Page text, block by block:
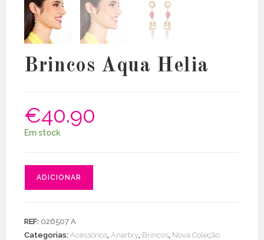
Brincos Aqua Helia
€40.90
Em stock
ADICIONAR
REF: 026507 A
Categorias:Acessórios,Anartxy, Brincos, Nova Coleção